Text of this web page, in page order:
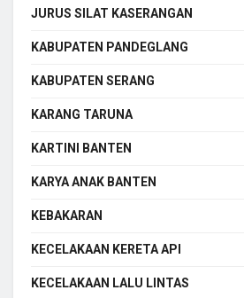
JURUS SILAT KASERANGAN
KABUPATEN PANDEGLANG
KABUPATEN SERANG
KARANG TARUNA
KARTINI BANTEN
KARYA ANAK BANTEN
KEBAKARAN
KECELAKAAN KERETA API
KECELAKAAN LALU LINTAS